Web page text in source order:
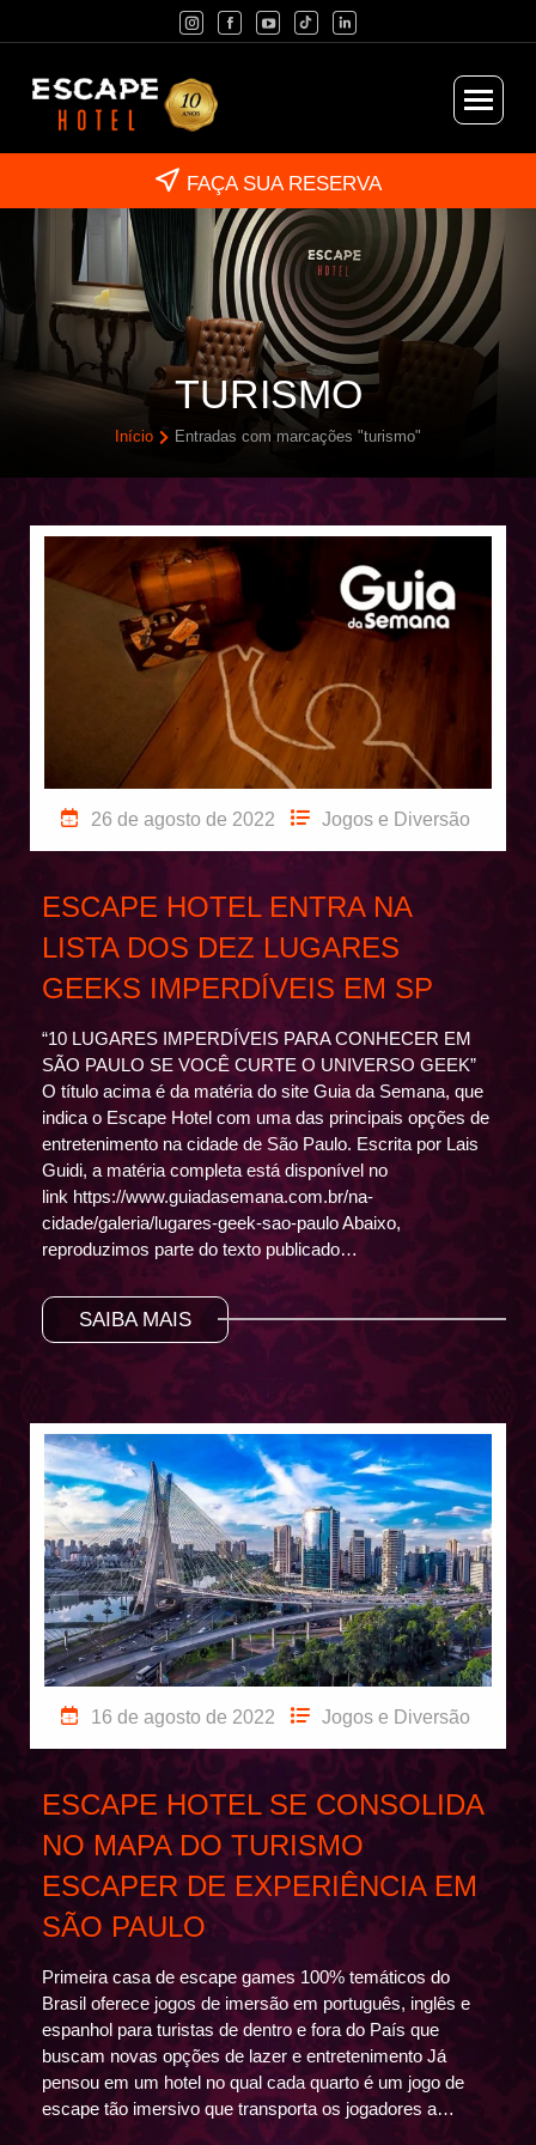
FAÇA SUA RESERVA
TURISMO
Você está aqui:
Início Entradas com marcações "turismo"
Jogos e Diversão
26 de agosto de 2022
ESCAPE HOTEL ENTRA NA
LISTA DOS DEZ LUGARES
GEEKS IMPERDÍVEIS EM SP
“10 LUGARES IMPERDÍVEIS PARA CONHECER EM
SÃO PAULO SE VOCÊ CURTE O UNIVERSO GEEK”
O título acima é da matéria do site Guia da Semana, que
indica o Escape Hotel com uma das principais opções de
entretenimento na cidade de São Paulo. Escrita por Lais
Guidi, a matéria completa está disponível no
link https://www.guiadasemana.com.br/na-
cidade/galeria/lugares-geek-sao-paulo Abaixo,
reproduzimos parte do texto publicado…
SAIBA MAIS
Jogos e Diversão
16 de agosto de 2022
ESCAPE HOTEL SE CONSOLIDA
NO MAPA DO TURISMO
ESCAPER DE EXPERIÊNCIA EM
SÃO PAULO
Primeira casa de escape games 100% temáticos do
Brasil oferece jogos de imersão em português, inglês e
espanhol para turistas de dentro e fora do País que
buscam novas opções de lazer e entretenimento Já
pensou em um hotel no qual cada quarto é um jogo de
escape tão imersivo que transporta os jogadores a…